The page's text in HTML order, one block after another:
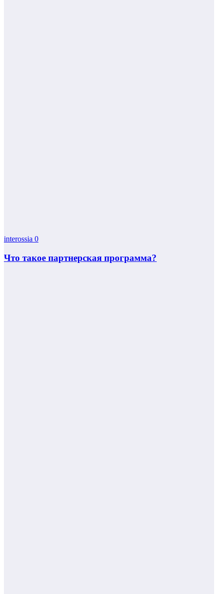
interossia 0
Что такое партнерская программа?